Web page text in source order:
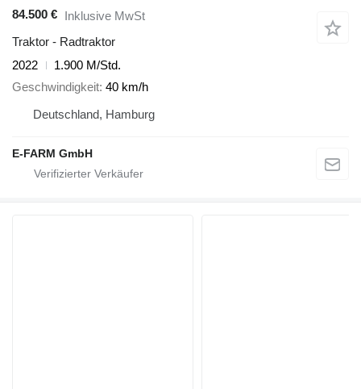
84.500 € Inklusive MwSt
Traktor - Radtraktor
2022
1.900 M/Std.
Geschwindigkeit 40 km/h
Deutschland, Hamburg
E-FARM GmbH